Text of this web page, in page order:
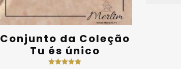
Conjunto da Coleção
Tu és único